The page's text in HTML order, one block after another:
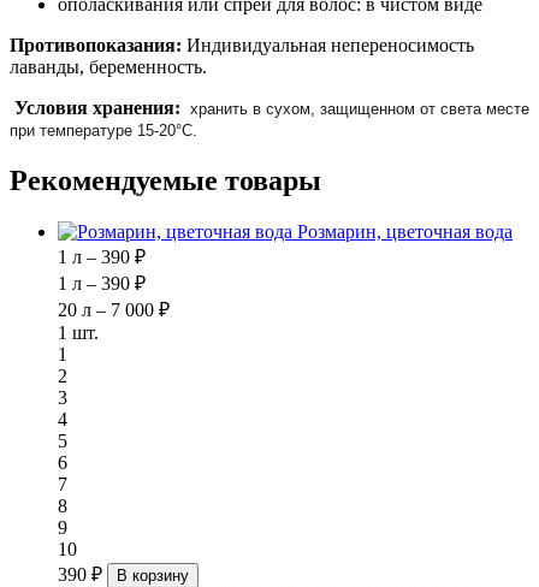
ополаскивания или спреи для волос: в чистом виде
Противопоказания: Индивидуальная непереносимость
лаванды, беременность.
Условия хранения: хранить в сухом, защищенном от света месте
при температуре 15-20°С.
Рекомендуемые товары
Розмарин, цветочная вода
1 л – 390 ₽
1 л – 390 ₽
20 л – 7 000 ₽
1 шт.
1
2
3
4
5
6
7
8
9
10
390 ₽
В корзину